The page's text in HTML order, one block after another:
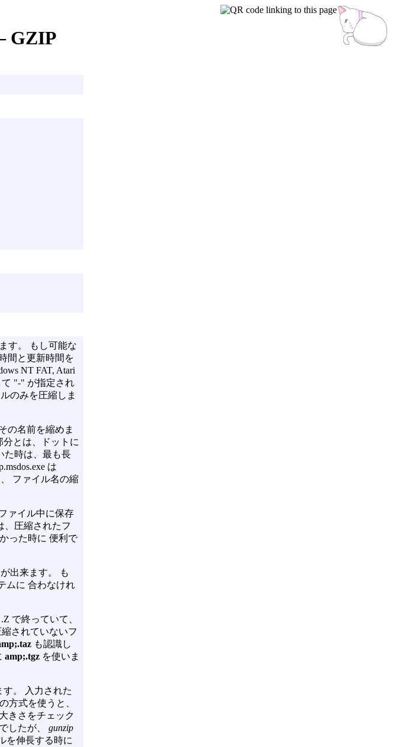
GZIP
す。 もし可能な
間と更新時間を
NT FAT, Atari
"-" が指定され
のみを圧縮しま
の名前を縮めま
とは、ドットに
た時は、最も長
は
ファイル名の縮
ァイル中に保存
、圧縮されたフ
った時に 便利で
出来ます。 も
ムに 合わなけれ
で終っていて、
されていないフ
も認識し
amp;.tgz を使いま
。 入力された
方式を使うと、
きさをチェック
したが、 gunzip
を伸長する時に